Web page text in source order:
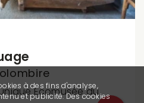
Ecomusée du
à des fins d'analyse,
et publicité. Des cookies